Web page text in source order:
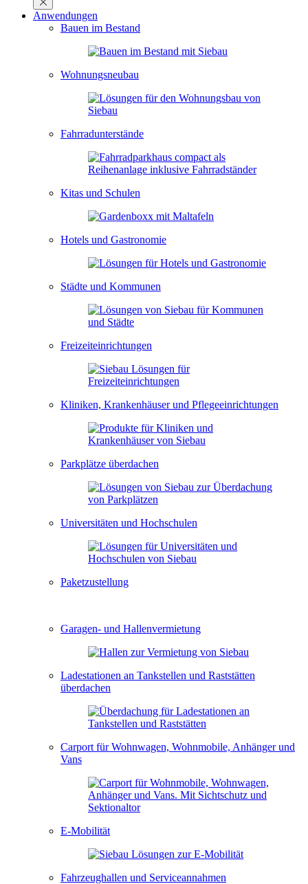
Anwendungen
Bauen im Bestand
Wohnungsneubau
Fahrradunterstände
Kitas und Schulen
Hotels und Gastronomie
Städte und Kommunen
Freizeiteinrichtungen
Kliniken, Krankenhäuser und Pflegeeinrichtungen
Parkplätze überdachen
Universitäten und Hochschulen
Paketzustellung
Garagen- und Hallenvermietung
Ladestationen an Tankstellen und Raststätten
überdachen
Carport für Wohnwagen, Wohnmobile, Anhänger und
Vans
E-Mobilität
Fahrzeughallen und Serviceannahmen